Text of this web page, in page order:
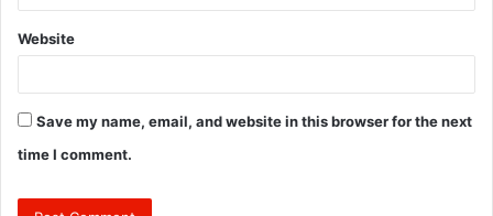
Website
Save my name, email, and website in this browser for the next
time I comment.